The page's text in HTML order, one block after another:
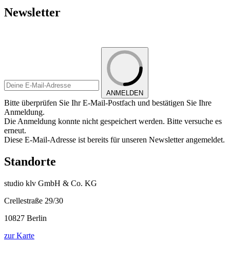
Newsletter
ANMELDEN
Bitte überprüfen Sie Ihr E-Mail-Postfach und bestätigen Sie Ihre
Anmeldung.
Die Anmeldung konnte nicht gespeichert werden. Bitte versuche es
erneut.
Diese E-Mail-Adresse ist bereits für unseren Newsletter angemeldet.
Standorte
studio klv GmbH & Co. KG
Crellestraße 29/30
10827 Berlin
zur Karte